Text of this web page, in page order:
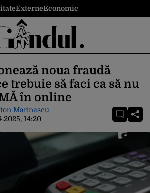
ExterneEconomic
noua fraudă
trebuie să faci ca să nu
în online
Marinescu
14:20